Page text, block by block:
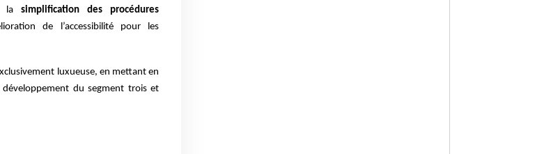
lasimplification des procédures
de l’accessibilité pour les
luxueuse, en mettant en
développement du segment trois et